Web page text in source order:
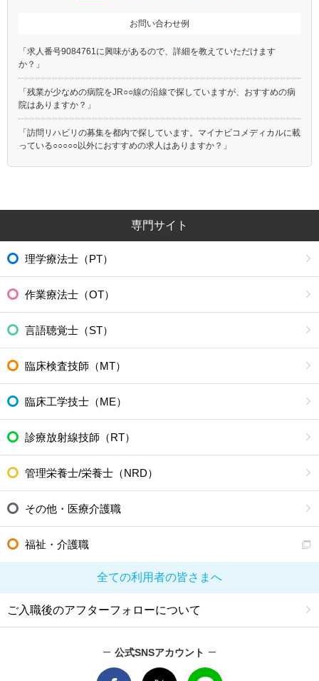
お問い合わせ例
「求人番号9084761に興味があるので、詳細を教えていただけます
か？」
「残業が少なめの病院をJR○○線の沿線で探していますが、おすすめの病
院はありますか？」
「訪問リハビリの募集を都内で探しています。マイナビコメディカルに載
っている○○○○○以外におすすめの求人はありますか？」
専門サイト
理学療法士（PT）
作業療法士（OT）
言語聴覚士（ST）
臨床検査技師（MT）
臨床工学技士（ME）
診療放射線技師（RT）
管理栄養士/栄養士（NRD）
その他・医療介護職
福祉・介護職
全ての利用者の皆さまへ
ご入職後のアフターフォローについて
公式SNSアカウント